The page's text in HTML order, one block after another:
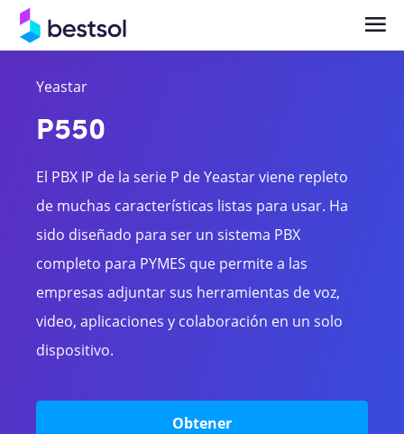
Central Telefónica IP y Comunicaciones
Empresariales
Videocolaboración y Salas de Reunión
Inteligentes
Bases celulares
Gateways
Yeastar
P550
El PBX IP de la serie P de Yeastar viene repleto
de muchas características listas para usar. Ha
sido diseñado para ser un sistema PBX
completo para PYMES que permite a las
empresas adjuntar sus herramientas de voz,
video, aplicaciones y colaboración en un solo
dispositivo.
Obtener